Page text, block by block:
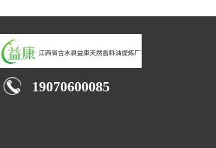
19070600085